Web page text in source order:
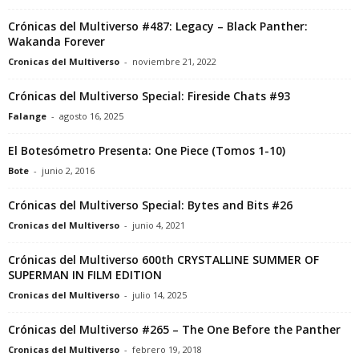
Crónicas del Multiverso #487: Legacy – Black Panther:
Wakanda Forever
Cronicas del Multiverso - noviembre 21, 2022
Crónicas del Multiverso Special: Fireside Chats #93
Falange - agosto 16, 2025
El Botesómetro Presenta: One Piece (Tomos 1-10)
Bote - junio 2, 2016
Crónicas del Multiverso Special: Bytes and Bits #26
Cronicas del Multiverso - junio 4, 2021
Crónicas del Multiverso 600th CRYSTALLINE SUMMER OF
SUPERMAN IN FILM EDITION
Cronicas del Multiverso - julio 14, 2025
Crónicas del Multiverso #265 – The One Before the Panther
Cronicas del Multiverso - febrero 19, 2018